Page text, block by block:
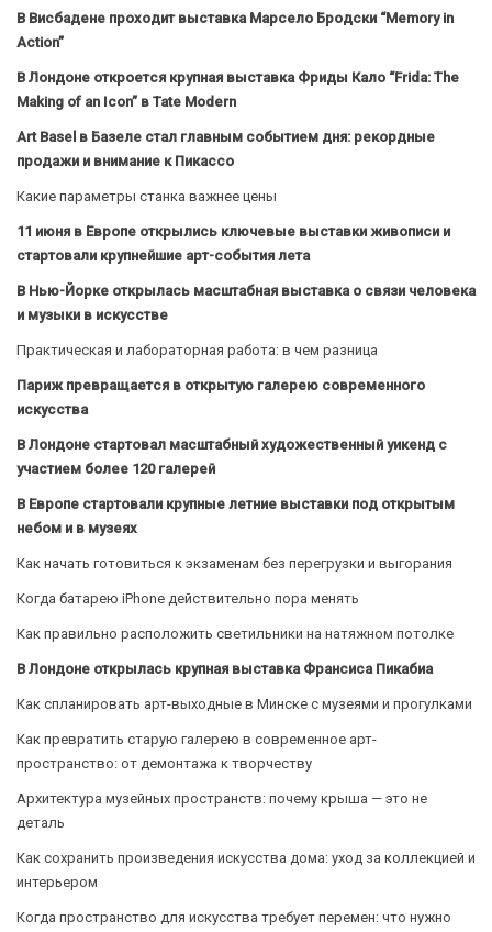
В Висбадене проходит выставка Марсело Бродски “Memory in
Action”
В Лондоне откроется крупная выставка Фриды Кало “Frida: The
Making of an Icon” в Tate Modern
Art Basel в Базеле стал главным событием дня: рекордные
продажи и внимание к Пикассо
Какие параметры станка важнее цены
11 июня в Европе открылись ключевые выставки живописи и
стартовали крупнейшие арт-события лета
В Нью-Йорке открылась масштабная выставка о связи человека
и музыки в искусстве
Практическая и лабораторная работа: в чем разница
Париж превращается в открытую галерею современного
искусства
В Лондоне стартовал масштабный художественный уикенд с
участием более 120 галерей
В Европе стартовали крупные летние выставки под открытым
небом и в музеях
Как начать готовиться к экзаменам без перегрузки и выгорания
Когда батарею iPhone действительно пора менять
Как правильно расположить светильники на натяжном потолке
В Лондоне открылась крупная выставка Франсиса Пикабиа
Как спланировать арт-выходные в Минске с музеями и прогулками
Как превратить старую галерею в современное арт-
пространство: от демонтажа к творчеству
Архитектура музейных пространств: почему крыша — это не
деталь
Как сохранить произведения искусства дома: уход за коллекцией и
интерьером
Когда пространство для искусства требует перемен: что нужно